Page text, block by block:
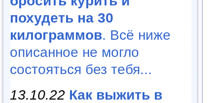
похудеть на 30
килограммов. Всё ниже
описанное не могло
состояться без тебя...
13.10.22 Как выжить в